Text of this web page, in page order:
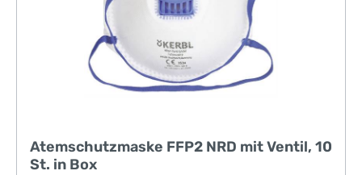
Atemschutzmaske FFP2 NRD mit Ventil, 10
St. in Box